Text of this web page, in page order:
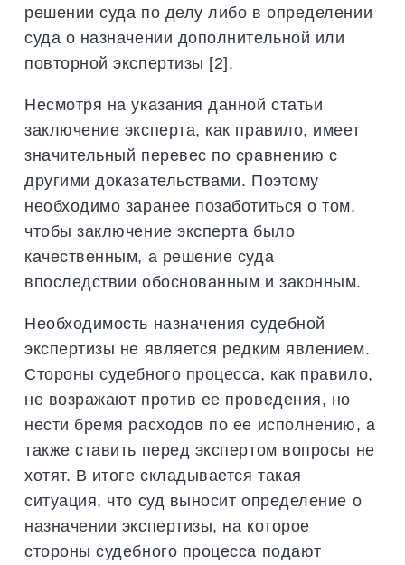
решении суда по делу либо в определении
суда о назначении дополнительной или
повторной экспертизы [2].
Несмотря на указания данной статьи
заключение эксперта, как правило, имеет
значительный перевес по сравнению с
другими доказательствами. Поэтому
необходимо заранее позаботиться о том,
чтобы заключение эксперта было
качественным, а решение суда
впоследствии обоснованным и законным.
Необходимость назначения судебной
экспертизы не является редким явлением.
Стороны судебного процесса, как правило,
не возражают против ее проведения, но
нести бремя расходов по ее исполнению, а
также ставить перед экспертом вопросы не
хотят. В итоге складывается такая
ситуация, что суд выносит определение о
назначении экспертизы, на которое
стороны судебного процесса подают